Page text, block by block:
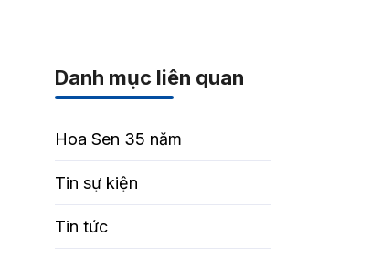
Danh mục liên quan
Hoa Sen 35 năm
Tin sự kiện
Tin tức